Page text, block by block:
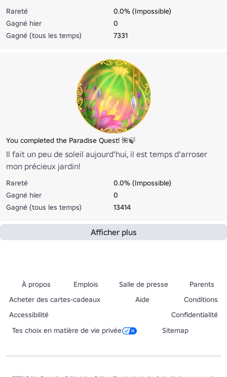
Rareté
0.0% (Impossible)
Gagné hier
0
Gagné (tous les temps)
7331
You completed the Paradise Quest! 🌺🍃
Il fait un peu de soleil aujourd'hui, il est temps d'arroser
mon précieux jardin!
Rareté
0.0% (Impossible)
Gagné hier
0
Gagné (tous les temps)
13414
Afficher plus
À propos Emplois Salle de presse
Parents
Acheter des cartes-cadeaux
Aide
Conditions
Accessibilité
Confidentialité
Tes choix en matière de vie privée
Sitemap